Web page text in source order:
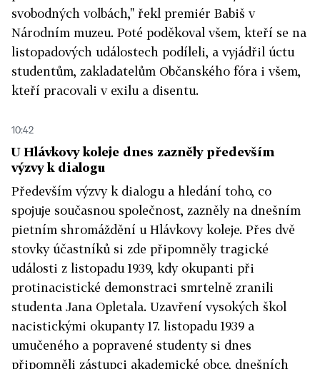
svobodných volbách," řekl premiér Babiš v
Národním muzeu. Poté poděkoval všem, kteří se na
listopadových událostech podíleli, a vyjádřil úctu
studentům, zakladatelům Občanského fóra i všem,
kteří pracovali v exilu a disentu.
10:42
U Hlávkovy koleje dnes zazněly především
výzvy k dialogu
Především výzvy k dialogu a hledání toho, co
spojuje současnou společnost, zazněly na dnešním
pietním shromáždění u Hlávkovy koleje. Přes dvě
stovky účastníků si zde připomněly tragické
události z listopadu 1939, kdy okupanti při
protinacistické demonstraci smrtelně zranili
studenta Jana Opletala. Uzavření vysokých škol
nacistickými okupanty 17. listopadu 1939 a
umučeného a popravené studenty si dnes
připomněli zástupci akademické obce, dnešních